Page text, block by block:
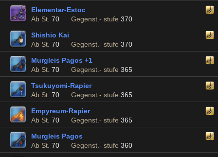
Elementar-Estoc
Ab St. 70 Gegenst.- stufe 370
Shishio Kai
Ab St. 70 Gegenst.- stufe 370
Murgleis Pagos +1
Ab St. 70 Gegenst.- stufe 365
Tsukuyomi-Rapier
Ab St. 70 Gegenst.- stufe 365
Empyreum-Rapier
Ab St. 70 Gegenst.- stufe 365
Murgleis Pagos
Ab St. 70 Gegenst.- stufe 360